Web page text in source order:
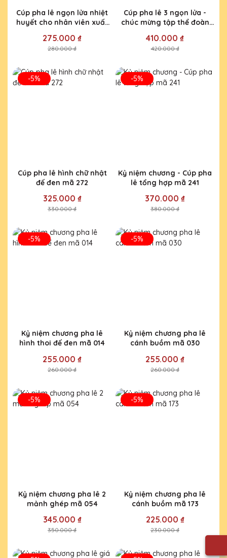
Cúp pha lê ngọn lửa nhiệt
huyết cho nhân viên xuất
275.000 ₫
280.000 ₫
Cúp pha lê 3 ngọn lửa -
chúc mừng tập thể đoàn
410.000 ₫
420.000 ₫
-5%
Cúp pha lê hình chữ nhật
đế đen mã 272
325.000 ₫
330.000 ₫
-5%
Kỷ niệm chương - Cúp pha
lê tổng hợp mã 241
370.000 ₫
380.000 ₫
-5%
Kỷ niệm chương pha lê
hình thoi đế đen mã 014
255.000 ₫
260.000 ₫
-5%
Kỷ niệm chương pha lê
cánh buồm mã 030
255.000 ₫
260.000 ₫
-5%
Kỷ niệm chương pha lê 2
mảnh ghép mã 054
345.000 ₫
350.000 ₫
-5%
Kỷ niệm chương pha lê
cánh buồm mã 173
225.000 ₫
230.000 ₫